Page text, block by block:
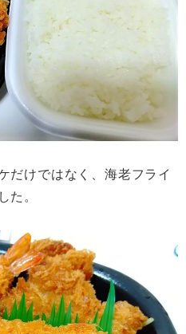
だけではなく、海老フライ
た。